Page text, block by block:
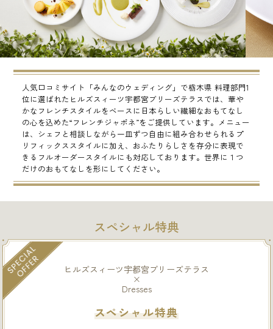
人気口コミサイト「みんなのウェディング」で栃木県 料理部門1
位に選ばれたヒルズスィーツ宇都宮ブリーズテラスでは、華や
かなフレンチスタイルをベースに日本らしい繊細なおもてなし
の心を込めた“フレンチジャポネ”をご提供しています。メニュー
は、シェフと相談しながら一皿ずつ自由に組み合わせられるプ
リフィックススタイルに加え、おふたりらしさを存分に表現で
きるフルオーダースタイルにも対応しております。世界に１つ
だけのおもてなしを形にしてください。
スペシャル特典
ヒルズスィーツ宇都宮ブリーズテラス
×
Dresses
スペシャル特典